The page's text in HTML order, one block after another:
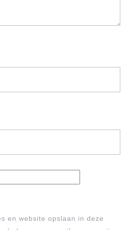
en website opslaan in deze